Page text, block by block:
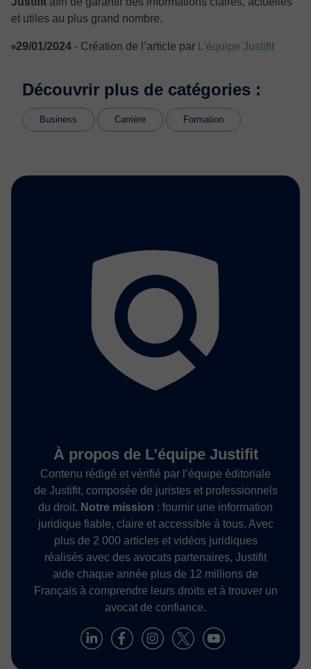
et utiles au plus grand nombre.
29/01/2024 - Création de l’article par L’équipe Justifit
Découvrir plus de catégories :
Business Carrière Formation
À propos de L’équipe Justifit
Contenu rédigé et vérifié par l’équipe éditoriale
de Justifit, composée de juristes et professionnels
du droit. Notre mission : fournir une information
juridique fiable, claire et accessible à tous. Avec
plus de 2 000 articles et vidéos juridiques
réalisés avec des avocats partenaires, Justifit
aide chaque année plus de 12 millions de
Français à comprendre leurs droits et à trouver un
avocat de confiance.